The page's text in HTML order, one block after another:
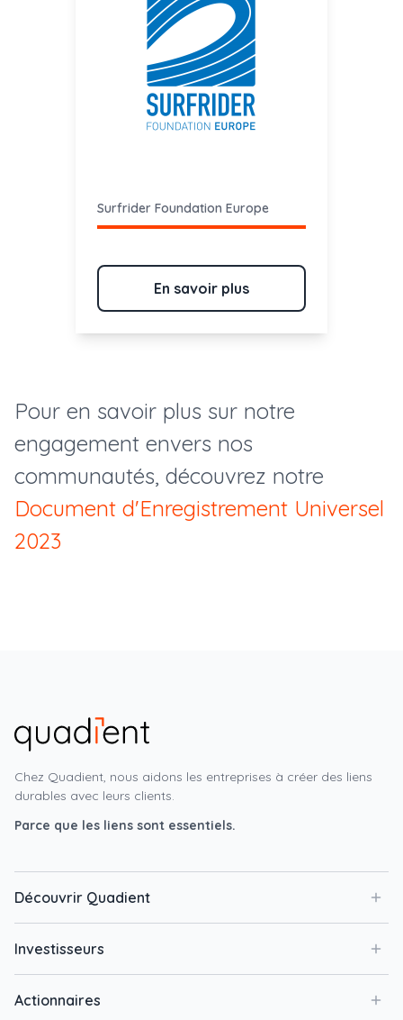
Surfrider Foundation Europe
En savoir plus
Pour en savoir plus sur notre
engagement envers nos
communautés, découvrez notre
Document d'Enregistrement Universel
2023
Chez Quadient, nous aidons les entreprises à créer des liens
durables avec leurs clients.
Parce que les liens sont essentiels.
Découvrir Quadient
Investisseurs
Actionnaires